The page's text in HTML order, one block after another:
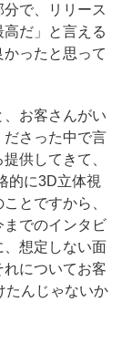
で、リリース
だ」と言える
ったと思って
お客さんがい
さった中で言
供してきて、
的に3D立体視
とですから、
でのインタビ
、想定しない面
についてお客
たんじゃないか